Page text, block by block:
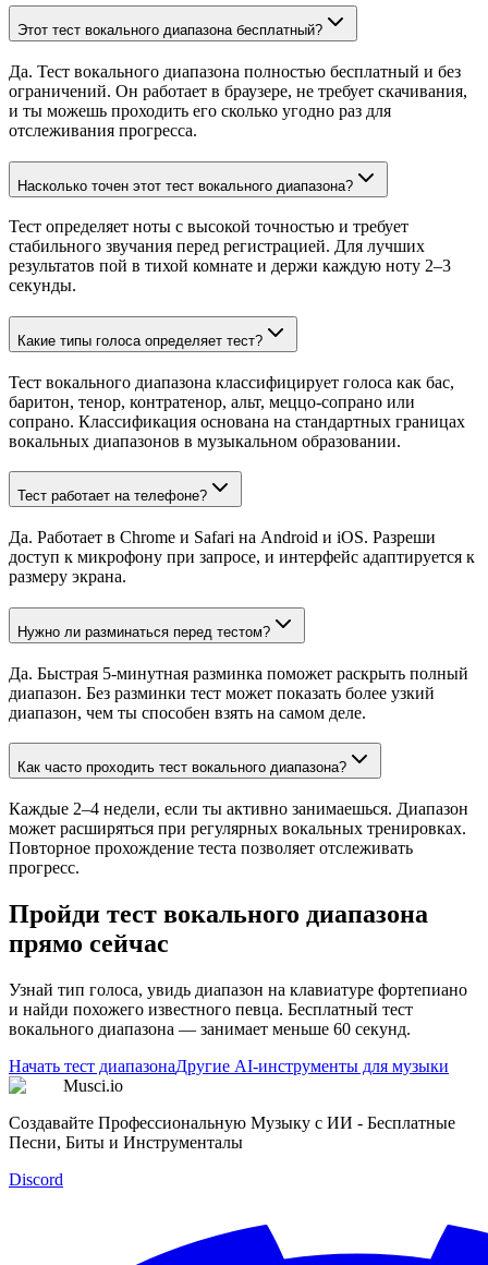
Этот тест вокального диапазона бесплатный?
Да. Тест вокального диапазона полностью бесплатный и без
ограничений. Он работает в браузере, не требует скачивания,
и ты можешь проходить его сколько угодно раз для
отслеживания прогресса.
Насколько точен этот тест вокального диапазона?
Тест определяет ноты с высокой точностью и требует
стабильного звучания перед регистрацией. Для лучших
результатов пой в тихой комнате и держи каждую ноту 2–3
секунды.
Какие типы голоса определяет тест?
Тест вокального диапазона классифицирует голоса как бас,
баритон, тенор, контратенор, альт, меццо-сопрано или
сопрано. Классификация основана на стандартных границах
вокальных диапазонов в музыкальном образовании.
Тест работает на телефоне?
Да. Работает в Chrome и Safari на Android и iOS. Разреши
доступ к микрофону при запросе, и интерфейс адаптируется к
размеру экрана.
Нужно ли разминаться перед тестом?
Да. Быстрая 5-минутная разминка поможет раскрыть полный
диапазон. Без разминки тест может показать более узкий
диапазон, чем ты способен взять на самом деле.
Как часто проходить тест вокального диапазона?
Каждые 2–4 недели, если ты активно занимаешься. Диапазон
может расширяться при регулярных вокальных тренировках.
Повторное прохождение теста позволяет отслеживать
прогресс.
Пройди тест вокального диапазона
прямо сейчас
Узнай тип голоса, увидь диапазон на клавиатуре фортепиано
и найди похожего известного певца. Бесплатный тест
вокального диапазона — занимает меньше 60 секунд.
Начать тест диапазонаДругие AI-инструменты для музыки
Musci.io
Создавайте Профессиональную Музыку с ИИ - Бесплатные
Песни, Биты и Инструменталы
Discord